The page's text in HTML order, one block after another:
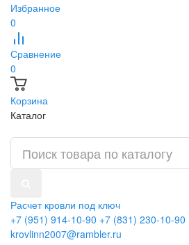
Избранное
0
Сравнение
0
Корзина
Каталог
Расчет кровли под ключ
+7 (951) 914-10-90 +7 (831) 230-10-90
krovlinn2007@rambler.ru